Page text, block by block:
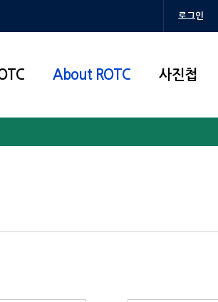
로그인
About ROTC 사진첩